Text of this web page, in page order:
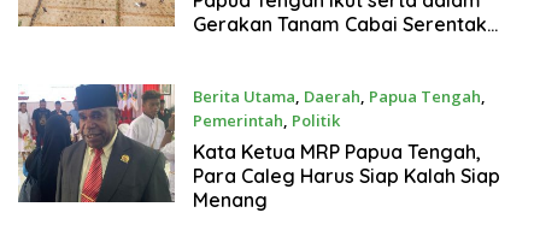
Gerakan Tanam Cabai Serentak
Berita Utama, Daerah, Papua Tengah,
Pemerintah, Politik
March 5, 2024
Kata Ketua MRP Papua Tengah,
Para Caleg Harus Siap Kalah Siap
Menang